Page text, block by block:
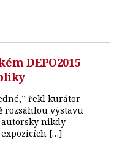
DEPO2015
řekl kurátor
rozsáhlou výstavu
autorsky nikdy
[…]